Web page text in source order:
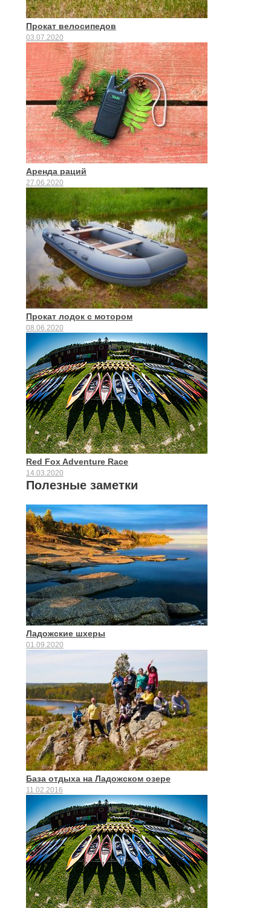
Прокат велосипедов
03.07.2020
Аренда раций
27.06.2020
Прокат лодок с мотором
08.06.2020
Red Fox Adventure Race
14.03.2020
Полезные заметки
Ладожские шхеры
01.09.2020
База отдыха на Ладожском озере
11.02.2016